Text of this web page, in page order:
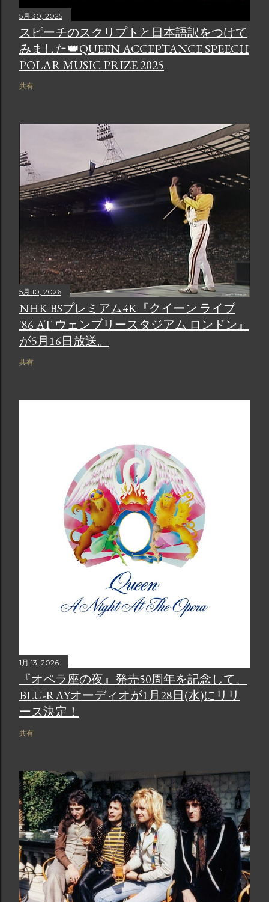
5月 30, 2025
スピーチのスクリプトと日本語訳をつけて
みました👑QUEEN ACCEPTANCE SPEECH
POLAR MUSIC PRIZE 2025
共有
5月 10, 2026
NHK BSプレミアム4K『クイーン ライブ
'86 AT ウェンブリースタジアム ロンドン』
が5月16日放送。
共有
1月 13, 2026
『オペラ座の夜』発売50周年を記念して、
BLU-RAYオーディオが1月28日(水)にリリ
ース決定！
共有